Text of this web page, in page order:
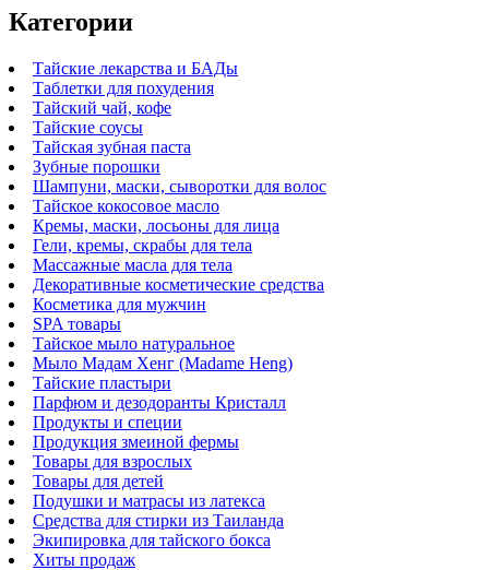
Категории
Тайские лекарства и БАДы
Таблетки для похудения
Тайский чай, кофе
Тайские соусы
Тайская зубная паста
Зубные порошки
Шампуни, маски, сыворотки для волос
Тайское кокосовое масло
Кремы, маски, лосьоны для лица
Гели, кремы, скрабы для тела
Массажные масла для тела
Декоративные косметические средства
Косметика для мужчин
SPA товары
Тайское мыло натуральное
Мыло Мадам Хенг (Madame Heng)
Тайские пластыри
Парфюм и дезодоранты Кристалл
Продукты и специи
Продукция змеиной фермы
Товары для взрослых
Товары для детей
Подушки и матрасы из латекса
Средства для стирки из Таиланда
Экипировка для тайского бокса
Хиты продаж